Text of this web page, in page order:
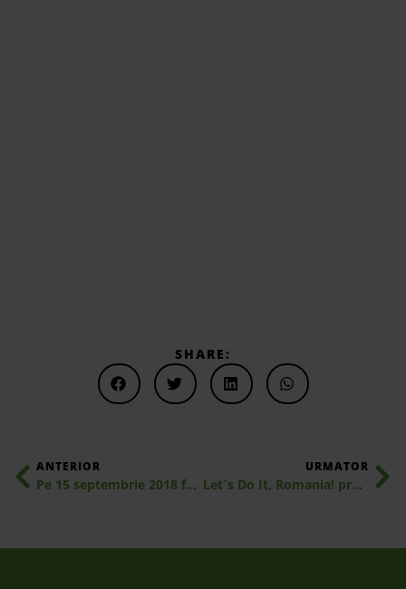
SHARE:
ANTERIOR
Pe 15 septembrie 2018 facem curățenie pe toată Planeta într-o singură zi!
URMATOR
Let`s Do It, Romania! premiază cei mai implicați voluntari pentru realizarea Hărții Deșeurilor